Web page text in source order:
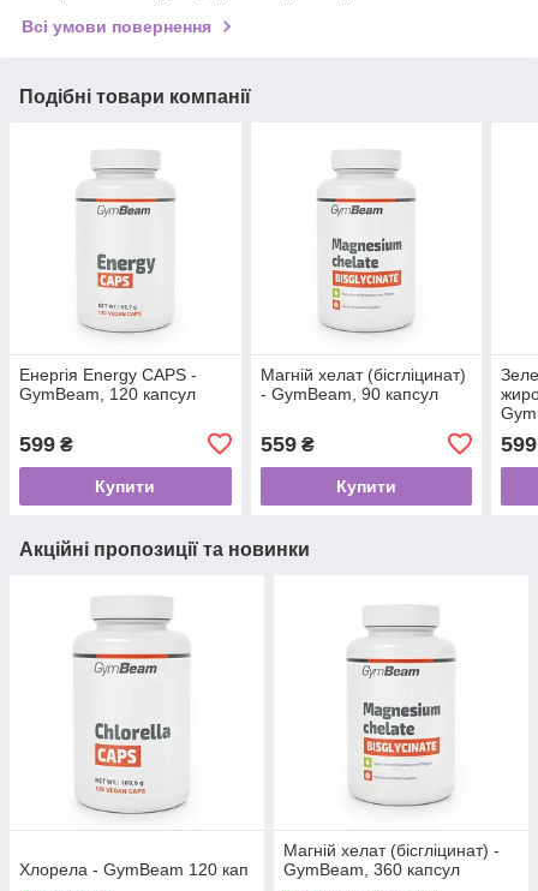
Всі умови повернення
Подібні товари компанії
Енергія Energy CAPS -
GymBeam, 120 капсул
599 ₴
Купити
Магній хелат (бісгліцинат)
- GymBeam, 90 капсул
559₴
Купити
599
Акційні пропозиції та новинки
Хлорела - GymBeam 120 кап
Магній хелат (бісгліцинат) -
GymBeam, 360 капсул